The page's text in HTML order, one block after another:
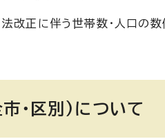
改正に伴う世帯数・人口の
・区別)について